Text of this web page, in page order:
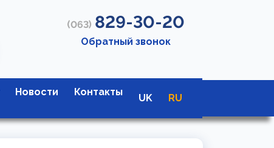
(063) 829-30-20
Обратный звонок
Новости Контакты
UK RU